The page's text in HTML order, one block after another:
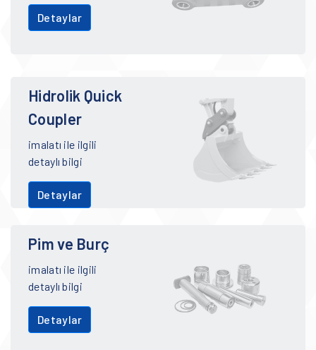
Detaylar
Hidrolik Quick
Coupler
imalatı ile ilgili
detaylı bilgi
Detaylar
Pim ve Burç
imalatı ile ilgili
detaylı bilgi
Detaylar